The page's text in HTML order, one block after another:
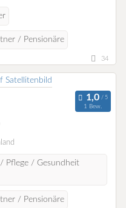
/ Pensionäre
34
1 Bew.
Pflege / Gesundheit
/ Pensionäre